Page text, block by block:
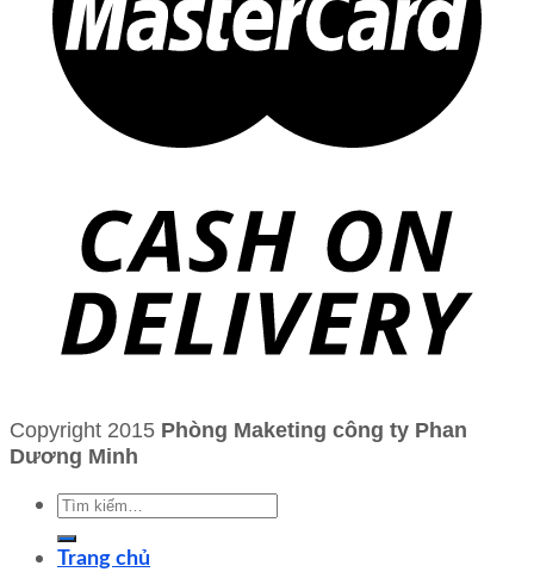
Copyright 2015 Phòng Maketing công ty Phan
Dương Minh
Tìm
Trang chủ